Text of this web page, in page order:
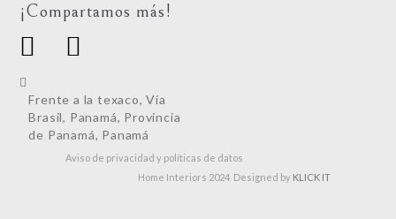
¡Compartamos más!
Frente a la texaco, Vía
Brasil, Panamá, Provincia
de Panamá, Panamá
Aviso de privacidad y políticas de datos
Home Interiors 2024 Designed by KLICK IT